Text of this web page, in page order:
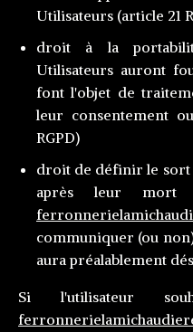
Utilisateurs (article 21
droit à la
Utilisateurs auront
font l'objet de
leur consentement
RGPD)
droit de définir le sort
après leur
communiquer (ou
aura préalablement
Si l'utilisateur